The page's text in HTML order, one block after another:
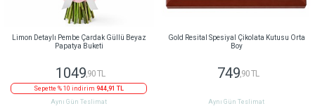
Limon Detaylı Pembe Çardak Güllü Beyaz
Papatya Buketi
1049,90 TL
Sepette % 10 indirim 944,91 TL
Aynı Gün Teslimat
Gold Resital Spesiyal Çikolata Kutusu Orta
Boy
749,90 TL
Aynı Gün Teslimat